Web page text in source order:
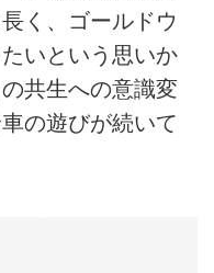
く、ゴールドウ
いという思いか
共生への意識変
の遊びが続いて